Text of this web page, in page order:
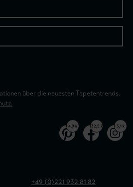
über die neuesten Tapetentrends.
4,9 k 32,5 k 3,1 k
+49 (0)221 932 81 82